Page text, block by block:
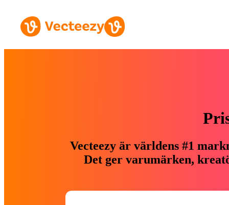
Vecteezy är världens #1
Det ger varumärken,